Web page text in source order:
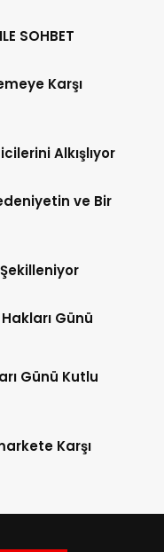
SOHBET
Karşı
Alkışlıyor
ve Bir
Günü
Günü Kutlu
Karşı